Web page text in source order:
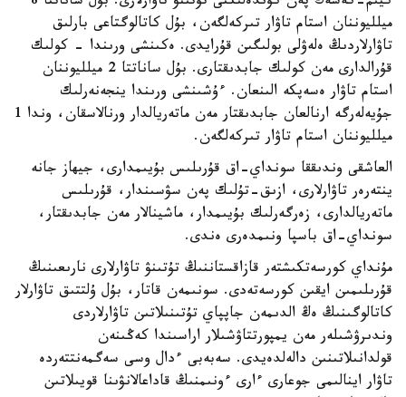
ميلليوننان استام تاۋار تىركەلگەن، بۇل كاتالوگتاعى بارلىق
تاۋارلاردىڭ ەلەۋلى بولىگىن قۇرايدى. ەكىنشى ورىندا - كولىك
قۇرالدارى مەن كولىك جابدىقتارى. بۇل ساناتتا 2 ميلليوننان
استام تاۋار ەسەپكە الىنعان. ءۇشىنشى ورىندا ينجەنەرلىك
جۇيەلەرگە ارنالعان جابدىقتار مەن ماتەريالدار ورنالاسقان، وندا 1
ميلليوننان استام تاۋار تىركەلگەن.
العاشقى وندىققا سونداي-اق قۇرىلىس بۇيىمدارى، جيھاز جانە
ينتەرەر تاۋارلارى، ازىق-تۇلىك پەن سۋسىندار، قۇرىلىس
ماتەريالدارى، زەرگەرلىك بۇيىمدار، ماشينالار مەن جابدىقتار،
سونداي-اق باسپا ونىمدەرى ەندى.
مۇنداي كورسەتكىشتەر قازاقستاننىڭ تۇتىنۋ تاۋارلارى نارىعىنىڭ
قۇرىلىمىن ايقىن كورسەتەدى. سونىمەن قاتار، بۇل ۇلتتىق تاۋارلار
كاتالوگىنىڭ ەڭ الدىمەن جاپپاي تۇتىنىلاتىن تاۋارلاردى
وندىرۋشىلەر مەن يمپورتتاۋشىلار اراسىندا كەڭىنەن
قولدانىلاتىنىن دالەلدەيدى. سەبەبى ءدال وسى سەگمەنتتەردە
تاۋار اينالىمى جوعارى ءارى ءونىمنىڭ قاداعالانۋىنا قويىلاتىن